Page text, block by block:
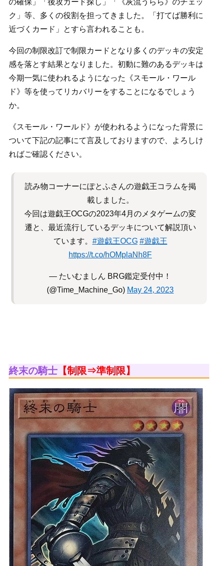
の確保」「後攻カード探し」「《灰流うらら》のチェッ
ク」等、多くの役割を担ってきました。「打てば勝利に
近づくカード」とすら言われることも。
今回の制限改訂で制限カードとなり多くのデッキの安定
感を落とす結果となりました。初動に難のあるデッキは
今期一気に使われるようになった《スモール・ワール
ド》等を使ってリカバリーをすることになるでしょう
か。
《スモール・ワールド》が使われるようになった背景に
ついて下記の記事にて言及しておりますので、よろしけ
ればご確認ください。
読み物コーナーにぽとふさんの遊戯王コラムを掲
載しました。
今回は遊戯王OCGの2023年4月のメタゲームの変
遷と、最近流行しているデッキについて解説頂い
ています。 #遊戯王OCG #遊戯王
https://t.co/hOMplaNh8F
— たいむましん BRG鑑定受付中！
(@Time_Machine_Go) May 24, 2023
終末の騎士【制限⇒準制限】